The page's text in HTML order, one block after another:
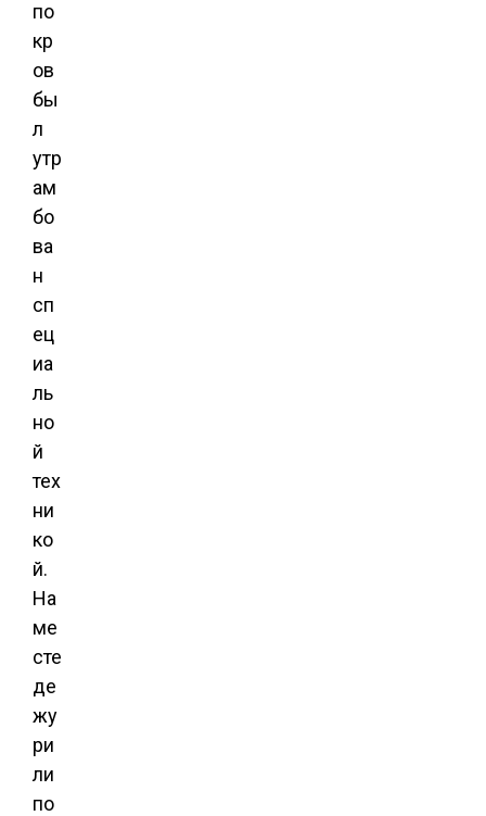
по
кр
ов
бы
л
утр
ам
бо
ва
н
сп
ец
иа
ль
но
й
тех
ни
ко
й.
На
ме
сте
де
жу
ри
ли
по